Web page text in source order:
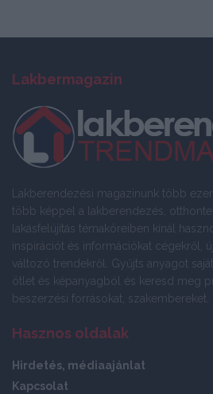
Lakbermagazin
Lakberendezési magazinunk több
több képpel a lakberendezés,
lakásfelújítás témaköreiben kínál
inspirációt és információkat cégekről,
változó trendekről. Gyűjts anyagot
ötlet és képanyagból és keresd meg
beszerzési forrásokat, szakembereket.
Hasznos oldalak
Hirdetés, médiaajánlat
Kapcsolat